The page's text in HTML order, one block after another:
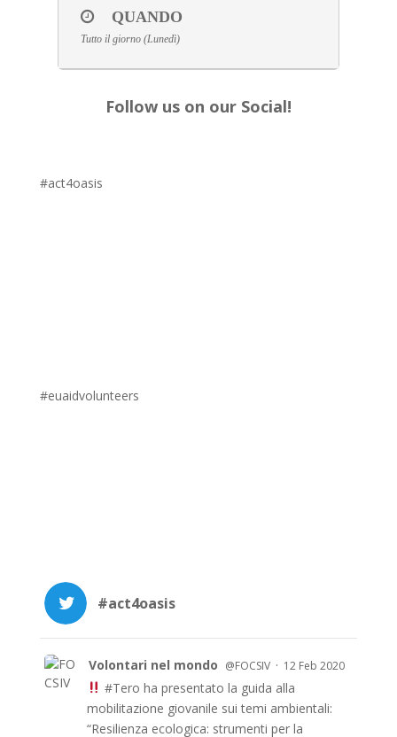
QUANDO
Tutto il giorno (Lunedì)
Follow us on our Social!
#act4oasis
#euaidvolunteers
#act4oasis
Volontari nel mondo @FOCSIV · 12 Feb 2020
#Tero ha presentato la guida alla
mobilitazione giovanile sui temi ambientali:
“Resilienza ecologica: strumenti per la